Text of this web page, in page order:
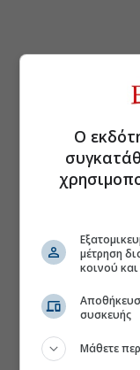
Ο
μέτρηση
κοινού
συσκευής
Μάθετε